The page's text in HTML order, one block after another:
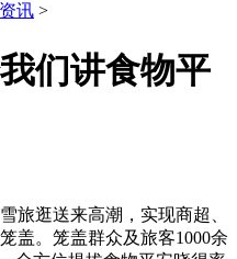
讯 >
们讲食物平
逛送来高潮，实现商超、
盖。笼盖群众及旅客1000余